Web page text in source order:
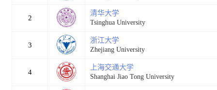
2
清华大学
Tsinghua University
3
浙江大学
Zhejiang University
4
上海交通大学
Shanghai Jiao Tong University